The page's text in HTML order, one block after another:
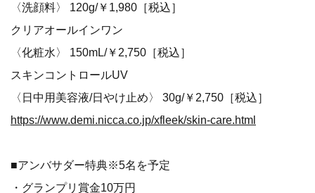
〈洗顔料〉 120g/￥1,980［税込］
クリアオールインワン
〈化粧水〉 150mL/￥2,750［税込］
スキンコントロールUV
〈日中用美容液/日やけ止め〉 30g/￥2,750［税込］
https://www.demi.nicca.co.jp/xfleek/skin-care.html
■アンバサダー特典※5名を予定
・グランプリ賞金10万円